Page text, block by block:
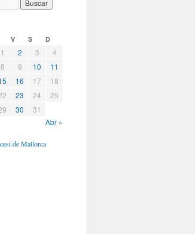
V S D
1 2 3
4
8 9 10
11
16 17
18
23 24
25
30
31
Abr »